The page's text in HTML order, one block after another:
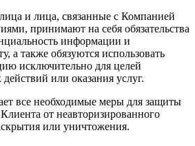
и лица, связанные с Компанией
принимают на себя обязательства
информации и
а также обязуются использовать
исключительно для целей
или оказания услуг.
все необходимые меры для защиты
от неавторизированного
или уничтожения.